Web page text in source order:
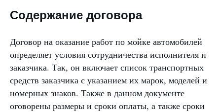
Содержание договора
Договор на оказание работ по мойке автомобилей
определяет условия сотрудничества исполнителя и
заказчика. Так, он включает список транспортных
средств заказчика с указанием их марок, моделей и
номерных знаков. Также в данном документе
оговорены размеры и сроки оплаты, а также сроки